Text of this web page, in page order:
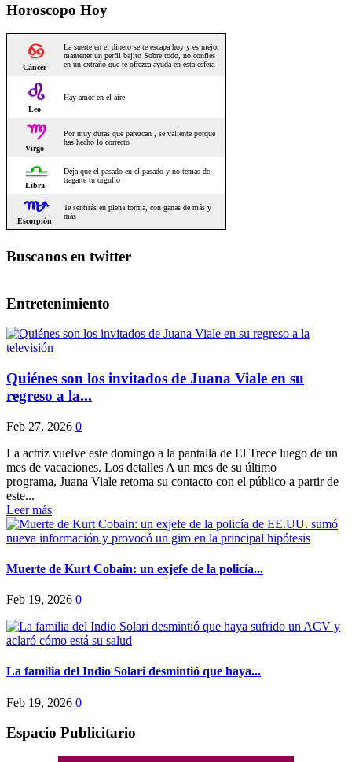
Horoscopo Hoy
Buscanos en twitter
Entretenimiento
Quiénes son los invitados de Juana Viale en su
regreso a la...
Feb 27, 2026 0
La actriz vuelve este domingo a la pantalla de El Trece luego de un
mes de vacaciones. Los detalles A un mes de su último
programa, Juana Viale retoma su contacto con el público a partir de
este...
Leer más
Muerte de Kurt Cobain: un exjefe de la policía...
Feb 19, 2026 0
La familia del Indio Solari desmintió que haya...
Feb 19, 2026 0
Espacio Publicitario